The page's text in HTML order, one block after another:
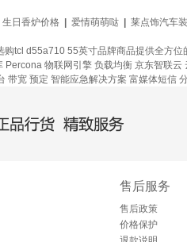
生日香炉价格 爱情萌萌哒
莱点饰汽车
tcl d55a710 55英寸品牌商品提供全方位
Percona 物联网引擎 负载均衡 京东智联云
带宽 预定 智能应急解决方案 富媒体短信
行货，精致服务
售后服务
售后政策
价格保护